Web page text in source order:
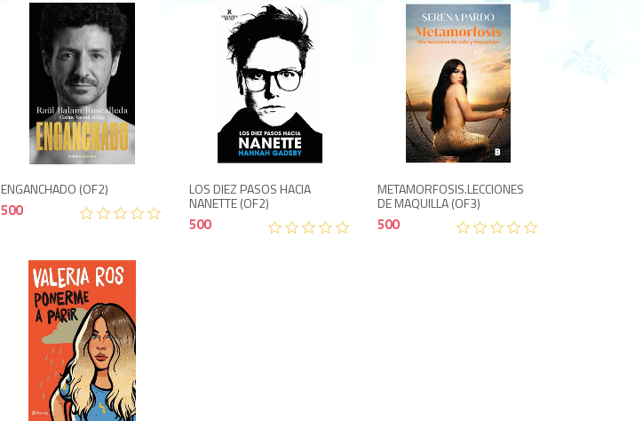
ENGANCHADO (OF2)
500
LOS DIEZ PASOS HACIA
NANETTE (OF2)
500
METAMORFOSIS.LECCIONES
DE MAQUILLA (OF3)
500